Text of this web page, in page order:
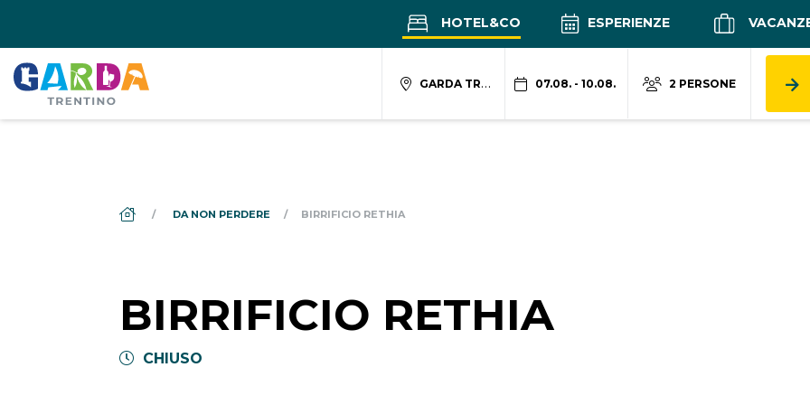
HOTEL&CO ESPERIENZE
GARDA TRENTINO 07.08. - 10.08. 2 PERSONE
DS_BREADCRUMB.HOME
DA NON PERDERE BIRRIFICIO RETHIA
BIRRIFICIO RETHIA
CHIUSO